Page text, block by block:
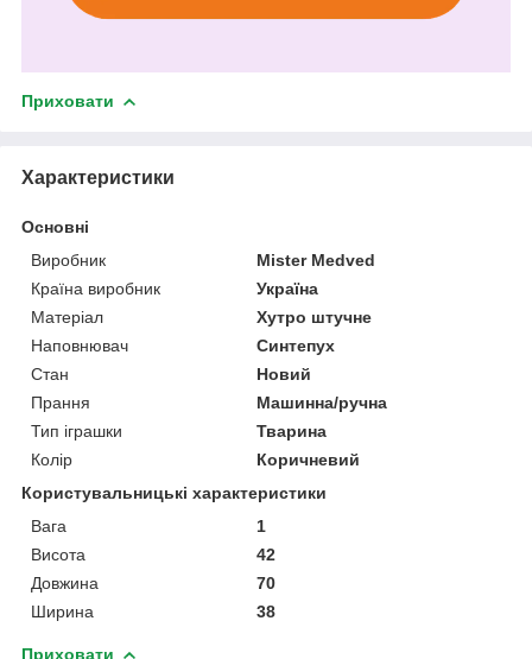
Приховати
Характеристики
Основні
Виробник
Mister Medved
Країна виробник
Україна
Матеріал
Хутро штучне
Наповнювач
Синтепух
Стан
Новий
Прання
Машинна/ручна
Тип іграшки
Тварина
Колір
Коричневий
Користувальницькі характеристики
Вага
1
Висота
42
Довжина
70
Ширина
38
Приховати